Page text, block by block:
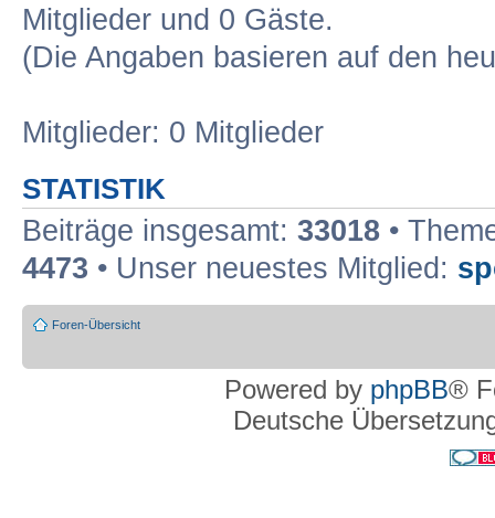
Mitglieder und 0 Gäste.
(Die Angaben basieren auf den
Mitglieder: 0 Mitglieder
STATISTIK
Beiträge insgesamt: 33018 •
4473 • Unser neuestes Mitglied:
Foren-Übersicht
Powered by phpBB®
Deutsche